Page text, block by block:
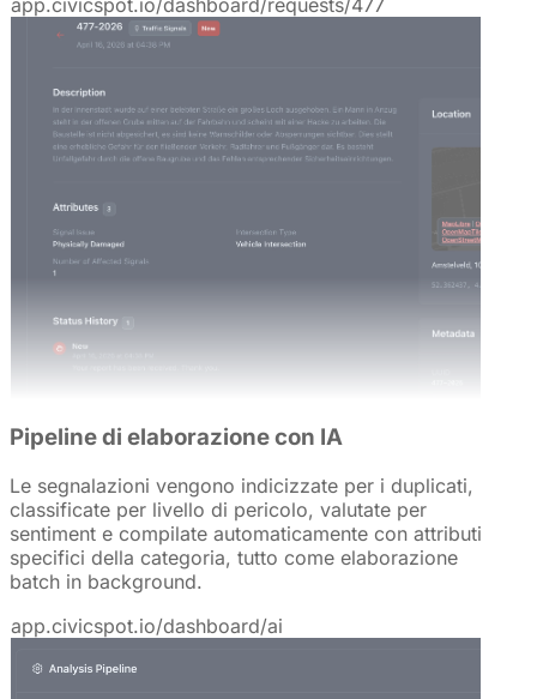
app.civicspot.io/dashboard/requests/477
Pipeline di elaborazione con IA
Le segnalazioni vengono indicizzate per i duplicati,
classificate per livello di pericolo, valutate per
sentiment e compilate automaticamente con attributi
specifici della categoria, tutto come elaborazione
batch in background.
app.civicspot.io/dashboard/ai